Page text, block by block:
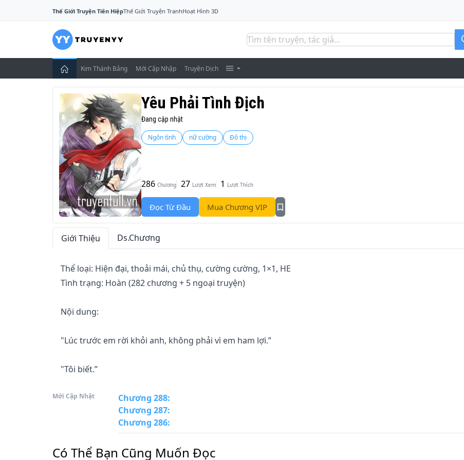
Thế Giới Truyện Tiên HiệpThế Giới Truyện TranhHoạt Hình 3D
Kim Thánh Bảng Mới Cập Nhập Truyện Dịch
Yêu Phải Tình Địch
Đang cập nhật
Ngôn tình nữ cường Đô thị
286 Chương 27 Lượt Xem 1 Lượt Thích
Đọc Từ Đầu Mua Chương VIP
Giới Thiệu Ds.Chương
Thể loại: Hiện đại, thoải mái, chủ thụ, cường cường, 1×1, HE
Tình trạng: Hoàn (282 chương + 5 ngoại truyện)
Nội dung:
"Lúc trước em rời khỏi anh, không phải vì em ham lợi.”
"Tôi biết.”
"Anh ta không yêu em, em đã chia tay với anh ta rồi.”
"Anh biết? Thì ra anh vẫn quan tâm em như thế.”
Mới Cập Nhật Chương 288:
Chương 287:
Chương 286:
Có Thể Bạn Cũng Muốn Đọc